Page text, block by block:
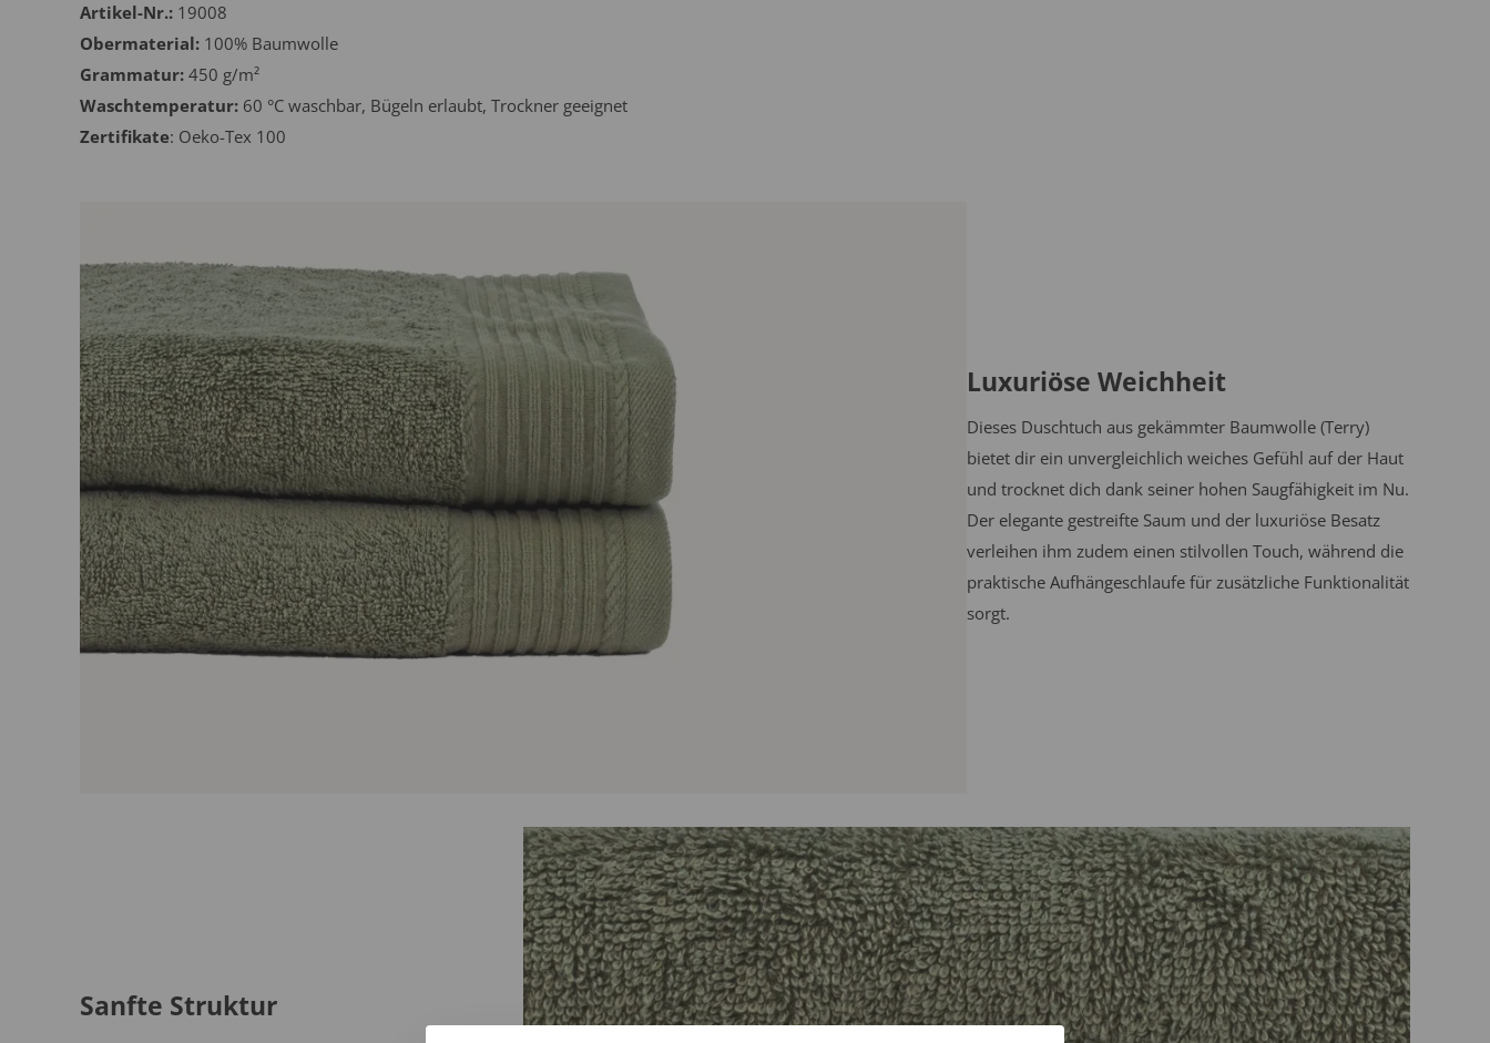
Artikel-Nr.: 19008
Obermaterial: 100% Baumwolle
Grammatur: 450 g/m²
Waschtemperatur: 60 °C waschbar, Bügeln erlaubt, Trockner geeignet
Zertifikate: Oeko-Tex 100
Luxuriöse Weichheit
Dieses Duschtuch aus gekämmter Baumwolle (Terry)
bietet dir ein unvergleichlich weiches Gefühl auf der Haut
und trocknet dich dank seiner hohen Saugfähigkeit im Nu.
Der elegante gestreifte Saum und der luxuriöse Besatz
verleihen ihm zudem einen stilvollen Touch, während die
praktische Aufhängeschlaufe für zusätzliche Funktionalität
sorgt.
Sanfte Struktur